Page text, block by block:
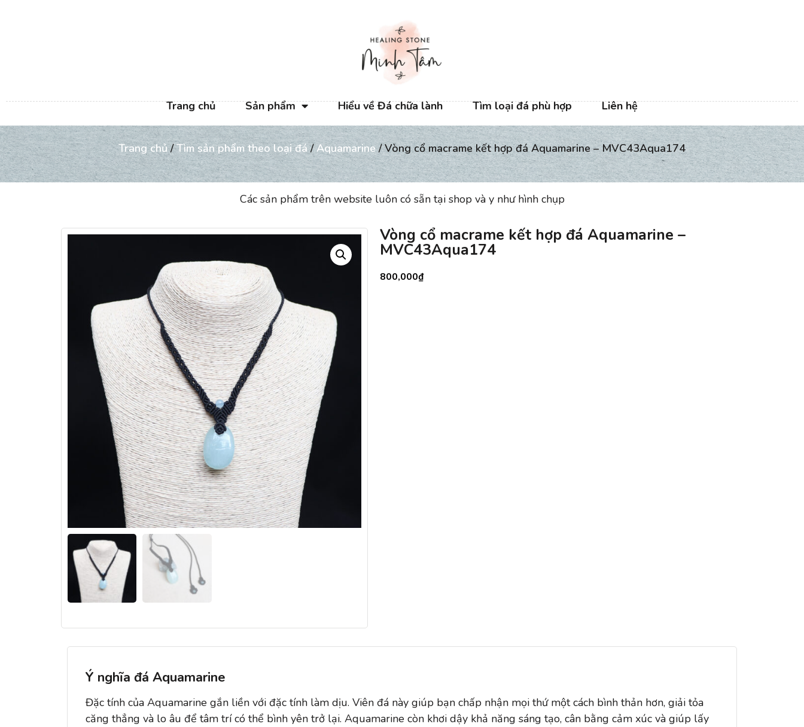
Trang chủ Sản phẩm Hiểu về Đá chữa lành Tìm loại đá phù hợp Liên hệ
Trang chủ/Tìm sản phẩm theo loại đá/Aquamarine/ Vòng cổ macrame kết hợp đá Aquamarine – MVC43Aqua174
Các sản phẩm trên website luôn có sẵn tại shop và y như hình chụp
Vòng cổ macrame kết hợp đá Aquamarine –
MVC43Aqua174
800,000₫
Ý nghĩa đá Aquamarine
Đặc tính của Aquamarine gắn liền với đặc tính làm dịu. Viên đá này giúp bạn chấp nhận mọi thứ một cách bình thản hơn, giải tỏa
căng thẳng và lo âu để tâm trí có thể bình yên trở lại. Aquamarine còn khơi dậy khả năng sáng tạo, cân bằng cảm xúc và giúp lấy